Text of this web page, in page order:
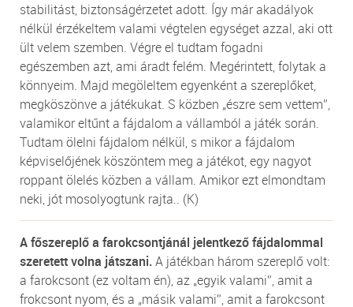
stabilitást, biztonságérzetet adott. Így már akadályok
nélkül érzékeltem valami végtelen egységet azzal, aki ott
ült velem szemben. Végre el tudtam fogadni
egészemben azt, ami áradt felém. Megérintett, folytak a
könnyeim. Majd megöleltem egyenként a szereplőket,
megköszönve a játékukat. S közben „észre sem vettem”,
valamikor eltűnt a fájdalom a vállamból a játék során.
Tudtam ölelni fájdalom nélkül, s mikor a fájdalom
képviselőjének köszöntem meg a játékot, egy nagyot
roppant ölelés közben a vállam. Amikor ezt elmondtam
neki, jót mosolyogtunk rajta.. (K)
A főszereplő a farokcsontjánál jelentkező fájdalommal
szeretett volna játszani. A játékban három szereplő volt:
a farokcsont (ez voltam én), az „egyik valami”, amit a
frokcsont nyom, és a „másik valami”, amit a farokcsont